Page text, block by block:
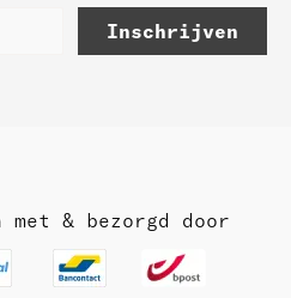
Inschrijven
& bezorgd door